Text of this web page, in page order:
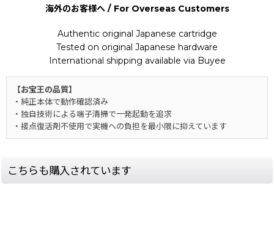
海外のお客様へ / For Overseas Customers
Authentic original Japanese cartridge
Tested on original Japanese hardware
International shipping available via Buyee
【お宝王の品質】
・純正本体で動作確認済み
・独自技術による端子清掃で一発起動を追求
・接点復活剤不使用で実機への負担を最小限に抑えています
こちらも購入されています